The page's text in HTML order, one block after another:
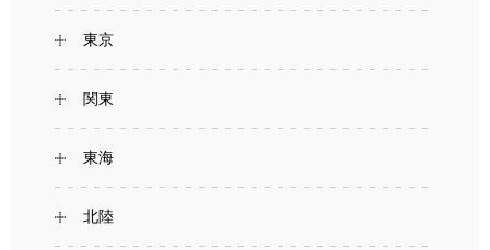
東京
関東
東海
北陸